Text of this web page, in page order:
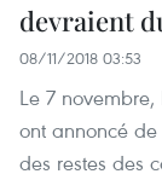
devraient
08/11/2018 03:53
Le 7
ont annoncé
des restes des